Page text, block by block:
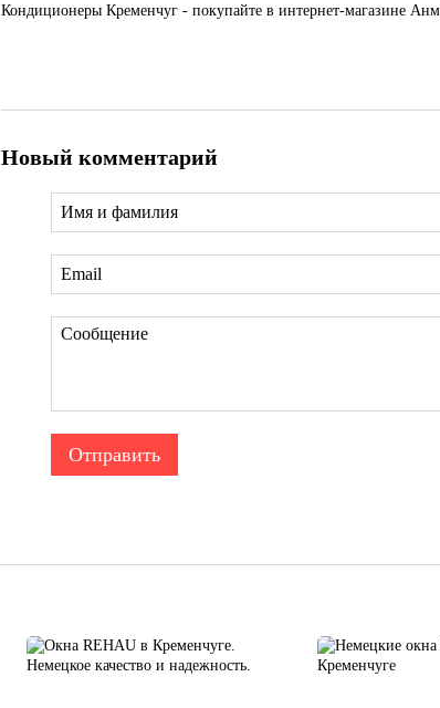
Кондиционеры Кременчуг - покупайте в интернет-магазине
Новый комментарий
Отправить